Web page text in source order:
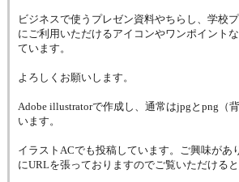
ビジネスで使うプレゼン資料やちらし、学校
にご利用いただけるアイコンやワンポイント
ています。
よろしくお願いします。
Adobe illustratorで作成し、通常はjpgとpng（
います。
イラストACでも投稿しています。ご興味があ
にURLを張っておりますのでご覧いただけると